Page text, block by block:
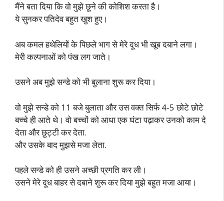
मैंने बता दिया कि वो मुझे छूने की कोशिश करता है।
ये सुनकर पतिदेव बहुत खुश हुए।
अब कमल हथेलियों के पिछले भाग से मेरे दूध भी खूब दबाने लगा।
मेरी कल्पनाओं को पंख लग जाते।
उसने अब मुझे सन्डे को भी बुलाना शुरू कर दिया।
वो मुझे सन्डे को 11 बजे बुलाता और उस वक्त सिर्फ 4-5 छोटे छोटे
बच्चे ही आते थे। वो बच्चों को आधा एक घंटा पढ़ाकर उनको काम दे
देता और छुट्टी कर देता.
और उसके बाद मुझसे मजा लेता.
पहले सन्डे को ही उसने अच्छी प्रगति कर ली।
उसने मेरे दूध बाहर से दबाने शुरू कर दिया मुझे बहुत मजा आया।